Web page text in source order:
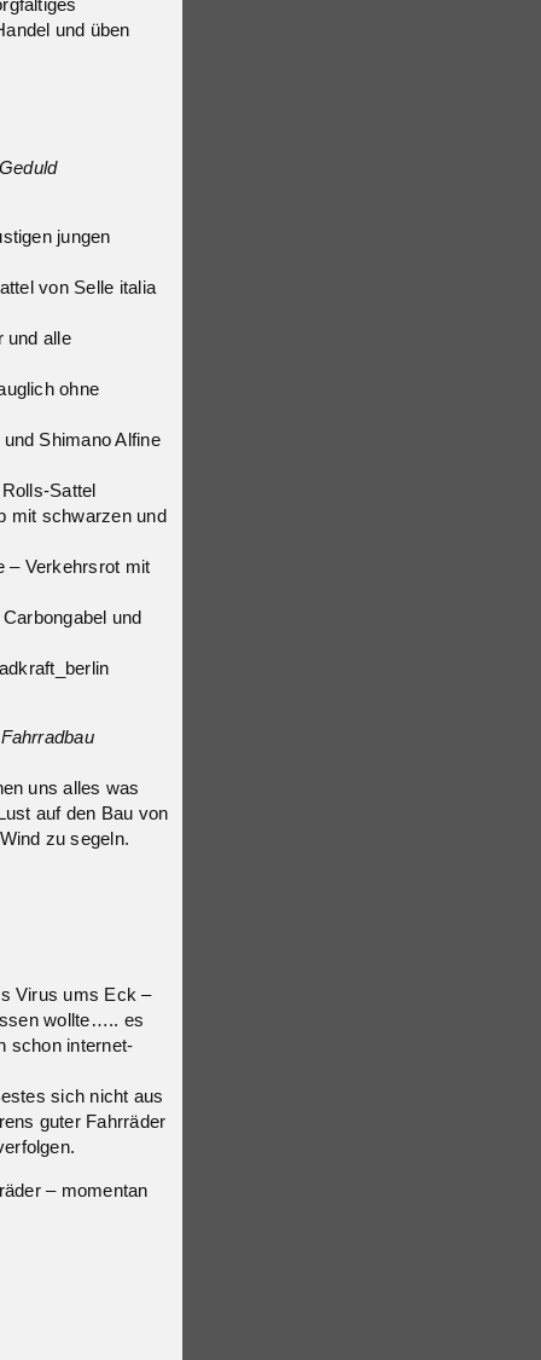
und üben
jungen
von Selle italia
und alle
ohne
Shimano Alfine
Sattel
mit schwarzen und
– Verkehrsrot mit
und
uns alles was
auf den Bau von
zu segeln.
Virus ums Eck –
wollte….. es
schon internet-
sich nicht aus
guter Fahrräder
– momentan